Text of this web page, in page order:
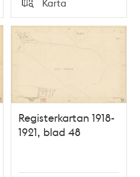
Typ
Karta
Registerkartan 1918-
1921, blad 48